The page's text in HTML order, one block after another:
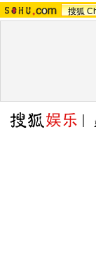
搜狐